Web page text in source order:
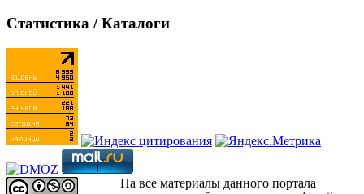
Статистика / Каталоги
На все материалы данного портала